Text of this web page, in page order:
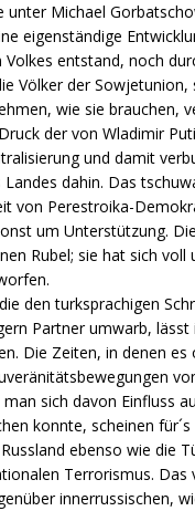
unter Michael
eigenständige
entstand, noch
Völker der Sowjetunion,
wie sie brauchen,
der von Wladimir
und damit
Landes dahin. Das
von Perestroika-
um Unterstützung.
Rubel; sie hat sich voll
den turksprachigen
Partner umwarb, lässt
Die Zeiten, in denen
sich davon Einfluss
konnte, scheinen
ebenso wie die
Terrorismus. Das
innerrussischen,